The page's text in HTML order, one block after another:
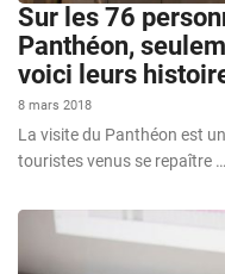
Sur les 76
Panthéon,
voici leurs
8 mars 2018
La visite du Panthéon est
touristes venus se repaître …